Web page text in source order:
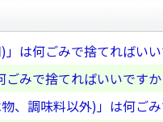
」は何ごみで捨てればい
ごみで捨てればいいです
、調味料以外)」は何ご